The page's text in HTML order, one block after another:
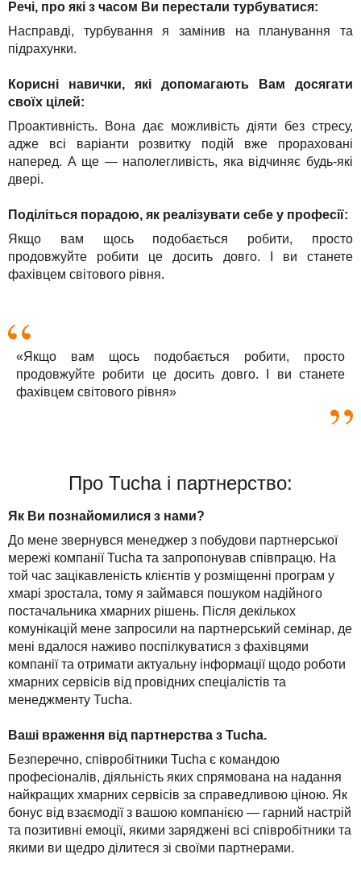
Речі, про які з часом Ви перестали турбуватися:
Насправді, турбування я замінив на планування та
підрахунки.
Корисні навички, які допомагають Вам досягати
своїх цілей:
Проактивність. Вона дає можливість діяти без стресу,
адже всі варіанти розвитку подій вже прораховані
наперед. А ще — наполегливість, яка відчиняє будь-які
двері.
Поділіться порадою, як реалізувати себе у професії:
Якщо вам щось подобається робити, просто
продовжуйте робити це досить довго. І ви станете
фахівцем світового рівня.
«Якщо вам щось подобається робити, просто
продовжуйте робити це досить довго. І ви станете
фахівцем світового рівня»
Про Tucha і партнерство:
Як Ви познайомилися з нами?
До мене звернувся менеджер з побудови партнерської
мережі компанії Tucha та запропонував співпрацю. На
той час зацікавленість клієнтів у розміщенні програм у
хмарі зростала, тому я займався пошуком надійного
постачальника хмарних рішень. Після декількох
комунікацій мене запросили на партнерський семінар, де
мені вдалося наживо поспілкуватися з фахівцями
компанії та отримати актуальну інформації щодо роботи
хмарних сервісів від провідних спеціалістів та
менеджменту Tucha.
Ваші враження від партнерства з Tucha.
Безперечно, співробітники Tucha є командою
професіоналів, діяльність яких спрямована на надання
найкращих хмарних сервісів за справедливою ціною. Як
бонус від взаємодії з вашою компанією — гарний настрій
та позитивні емоції, якими заряджені всі співробітники та
якими ви щедро ділитеся зі своїми партнерами.